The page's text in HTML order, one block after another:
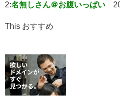
2:名無しさん＠お腹いっぱい
This おすすめ